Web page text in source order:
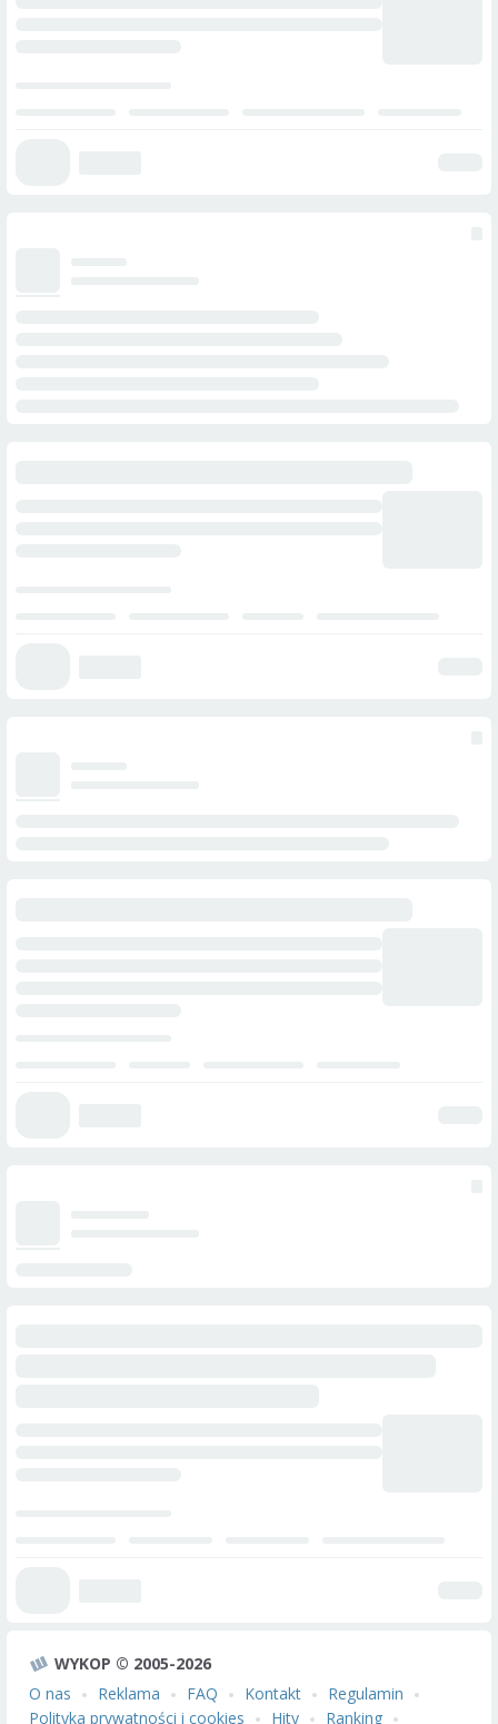
WYKOP © 2005-2026
O nas
Reklama FAQ Kontakt
Regulamin
Polityka prywatności i cookies
Hity Ranking